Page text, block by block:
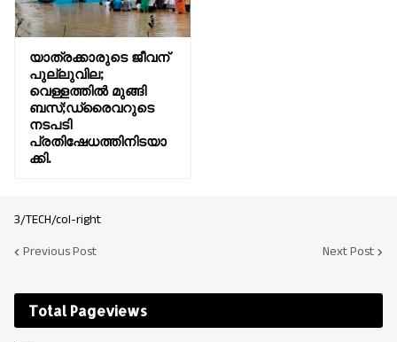
യാത്രക്കാരുടെ ജീവന്
പുല്ലുവില;
വെള്ളത്തിൽ മുങ്ങി
ബസ്;ഡ്രൈവറുടെ
നടപടി
പ്രതിഷേധത്തിനിടയാ
ക്കി.
3/TECH/col-right
Previous Post
Next Post
Total Pageviews